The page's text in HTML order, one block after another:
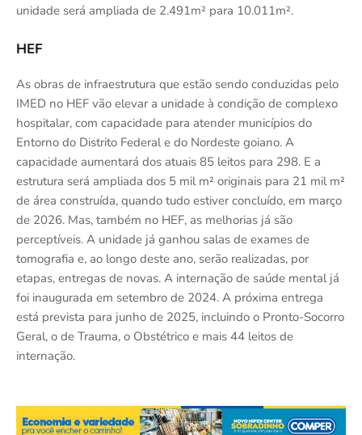
unidade será ampliada de 2.491m² para 10.011m².
HEF
As obras de infraestrutura que estão sendo conduzidas pelo
IMED no HEF vão elevar a unidade à condição de complexo
hospitalar, com capacidade para atender municípios do
Entorno do Distrito Federal e do Nordeste goiano. A
capacidade aumentará dos atuais 85 leitos para 298. E a
estrutura será ampliada dos 5 mil m² originais para 21 mil m²
de área construída, quando tudo estiver concluído, em março
de 2026. Mas, também no HEF, as melhorias já são
perceptíveis. A unidade já ganhou salas de exames de
tomografia e, ao longo deste ano, serão realizadas, por
etapas, entregas de novas. A internação de saúde mental já
foi inaugurada em setembro de 2024. A próxima entrega
está prevista para junho de 2025, incluindo o Pronto-Socorro
Geral, o de Trauma, o Obstétrico e mais 44 leitos de
internação.